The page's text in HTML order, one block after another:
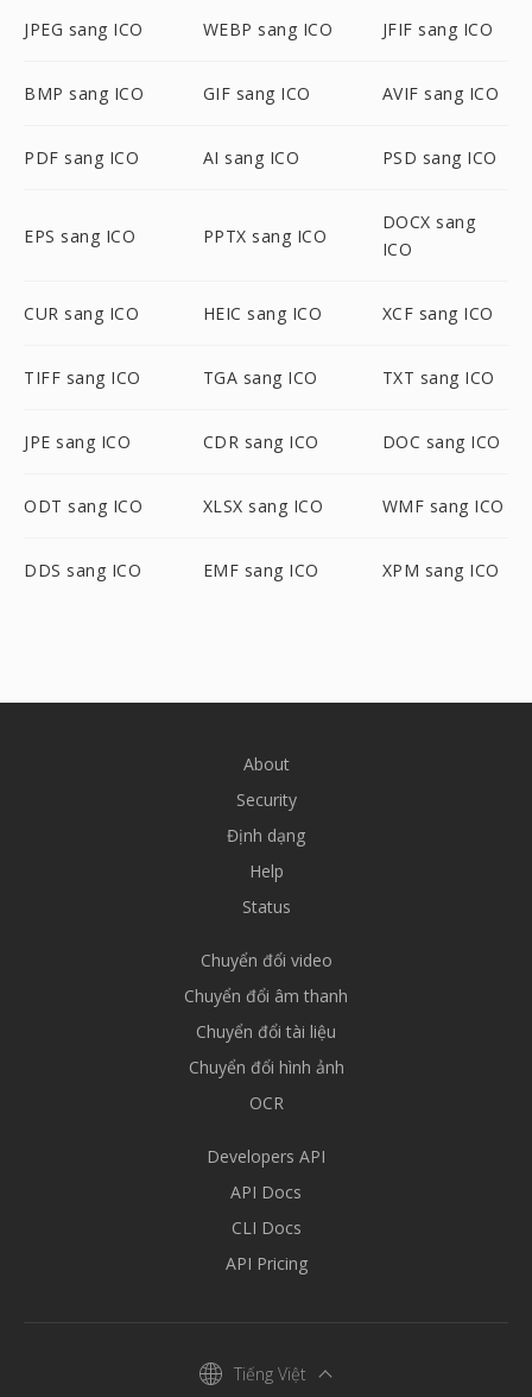
JPEG sang ICO WEBP sang ICO JFIF sang ICO
BMP sang ICO GIF sang ICO AVIF sang ICO
PDF sang ICO AI sang ICO PSD sang ICO
EPS sang ICO PPTX sang ICO
DOCX sang
ICO
CUR sang ICO HEIC sang ICO XCF sang ICO
TIFF sang ICO TGA sang ICO TXT sang ICO
JPE sang ICO CDR sang ICO DOC sang ICO
ODT sang ICO XLSX sang ICO WMF sang ICO
DDS sang ICO EMF sang ICO XPM sang ICO
About
Security
Định dạng
Help
Status
Chuyển đổi video
Chuyển đổi âm thanh
Chuyển đổi tài liệu
Chuyển đổi hình ảnh
OCR
Developers API
API Docs
CLI Docs
API Pricing
Tiếng Việt